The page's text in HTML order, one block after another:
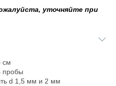
уточняйте при
см
пробы
d 1,5 мм и 2 мм